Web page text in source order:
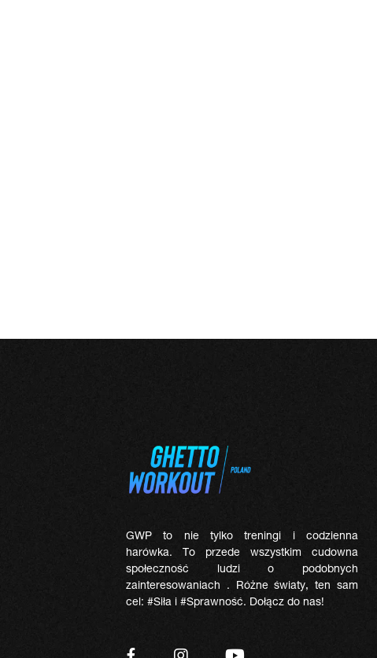
GWP to nie tylko treningi i codzienna
harówka. To przede wszystkim cudowna
społeczność ludzi o podobnych
zainteresowaniach . Różne światy, ten sam
cel: #Siła i #Sprawność. Dołącz do nas!